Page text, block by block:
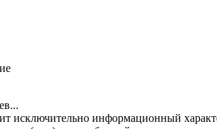
исключительно информационный